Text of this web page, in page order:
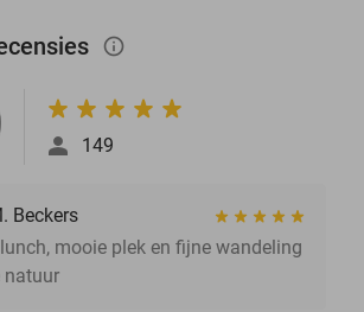
info_outlined
149
Beckers
mooie plek en fijne wandeling
natuur